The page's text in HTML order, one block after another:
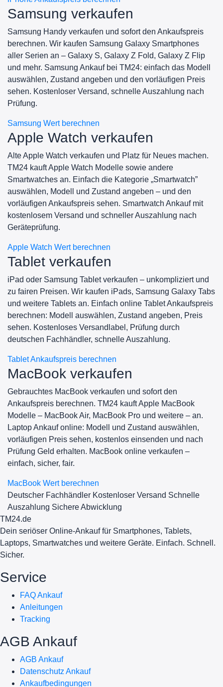
Samsung verkaufen
Samsung Handy verkaufen und sofort den Ankaufspreis
berechnen. Wir kaufen Samsung Galaxy Smartphones
aller Serien an – Galaxy S, Galaxy Z Fold, Galaxy Z Flip
und mehr. Samsung Ankauf bei TM24: einfach das Modell
auswählen, Zustand angeben und den vorläufigen Preis
sehen. Kostenloser Versand, schnelle Auszahlung nach
Prüfung.
Samsung Wert berechnen
Apple Watch verkaufen
Alte Apple Watch verkaufen und Platz für Neues machen.
TM24 kauft Apple Watch Modelle sowie andere
Smartwatches an. Einfach die Kategorie „Smartwatch”
auswählen, Modell und Zustand angeben – und den
vorläufigen Ankaufspreis sehen. Smartwatch Ankauf mit
kostenlosem Versand und schneller Auszahlung nach
Geräteprüfung.
Apple Watch Wert berechnen
Tablet verkaufen
iPad oder Samsung Tablet verkaufen – unkompliziert und
zu fairen Preisen. Wir kaufen iPads, Samsung Galaxy Tabs
und weitere Tablets an. Einfach online Tablet Ankaufspreis
berechnen: Modell auswählen, Zustand angeben, Preis
sehen. Kostenloses Versandlabel, Prüfung durch
deutschen Fachhändler, schnelle Auszahlung.
Tablet Ankaufspreis berechnen
MacBook verkaufen
Gebrauchtes MacBook verkaufen und sofort den
Ankaufspreis berechnen. TM24 kauft Apple MacBook
Modelle – MacBook Air, MacBook Pro und weitere – an.
Laptop Ankauf online: Modell und Zustand auswählen,
vorläufigen Preis sehen, kostenlos einsenden und nach
Prüfung Geld erhalten. MacBook online verkaufen –
einfach, sicher, fair.
MacBook Wert berechnen
Deutscher Fachhändler Kostenloser Versand Schnelle
Auszahlung Sichere Abwicklung
TM24.de
Dein seriöser Online-Ankauf für Smartphones, Tablets,
Laptops, Smartwatches und weitere Geräte. Einfach. Schnell.
Sicher.
Service
FAQ Ankauf
Anleitungen
Tracking
AGB Ankauf
AGB Ankauf
Datenschutz Ankauf
Ankaufbedingungen